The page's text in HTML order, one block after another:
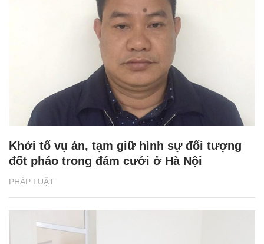
PHÁP LUẬT
Khởi tố vụ án, tạm giữ hình sự đối tượng
đốt pháo trong đám cưới ở Hà Nội